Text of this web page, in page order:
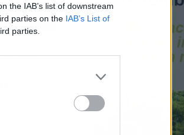
the IAB’s list of downstream
parties on the IAB’s List of
parties.
con
El
mí el